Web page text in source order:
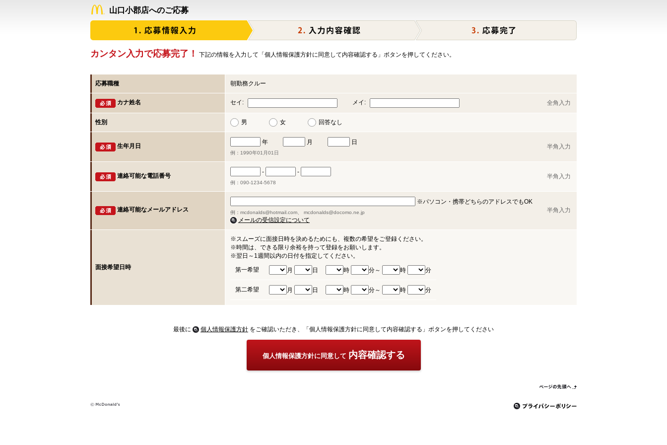
山口小郡店へのご応募
カンタン入力で応募完了！ 下記の情報を入力して「個人情報保護方針に同意して内容確認する」ボタンを押してください。
応募職種 朝勤務クルー
カナ姓名 セイ: メイ: 全角入力
性別 男 女 回答なし
生年月日
年 月 日
例：1990年01月01日
半角入力
連絡可能な電話番号
- -
例：090-1234-5678
半角入力
連絡可能なメールアドレス
※パソコン・携帯どちらのアドレスでもOK
例：mcdonalds@hotmail.com、 mcdonalds@docomo.ne.jp
メールの受信設定について
半角入力
面接希望日時
※スムーズに面接日時を決めるためにも、複数の希望をご登録ください。
※時間は、できる限り余裕を持って登録をお願いします。
※翌日～1週間以内の日付を指定してください。
第一希望
月 日 時 分～ 時 分
第二希望 月 日 時 分～ 時 分
最後に 個人情報保護方針 をご確認いただき、「個人情報保護方針に同意して内容確認する」ボタンを押してください
個人情報保護方針に同意して 内容確認する